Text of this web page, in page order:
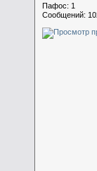
Пафос: 1
Сообщений: